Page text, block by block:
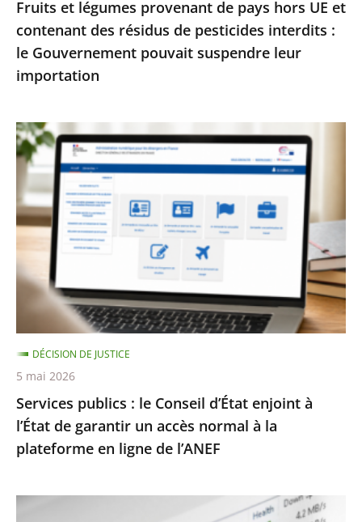
de
pesticides
interdits
:
Gouvernement
pouvait
suspendre
leur
importation
Fruits et légumes provenant de pays hors UE et
contenant des résidus de pesticides interdits :
le Gouvernement pouvait suspendre leur
importation
Services
publics
le
Conseil
d’État
enjoint
l’État
de
garantir
un
accès
normal
à
plateforme
Services publics : le Conseil d’État enjoint à
l’État de garantir un accès normal à la
plateforme en ligne de l’ANEF
DÉCISION DE JUSTICE
5 mai 2026
Protection